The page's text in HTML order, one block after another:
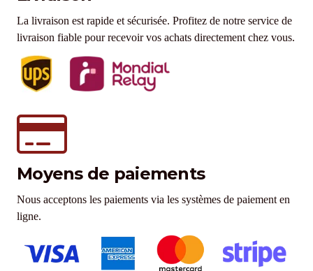
La livraison est rapide et sécurisée. Profitez de notre service de
livraison fiable pour recevoir vos achats directement chez vous.
Moyens de paiements
Nous acceptons les paiements via les systèmes de paiement en
ligne.